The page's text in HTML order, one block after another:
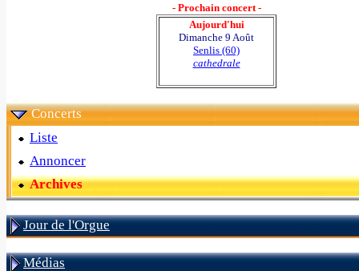
- Prochain concert -
Aujourd'hui
Dimanche 9 Août
Senlis (60)
cathedrale
Concerts
Liste
Annoncer
Archives
Jour de l'Orgue
Médias